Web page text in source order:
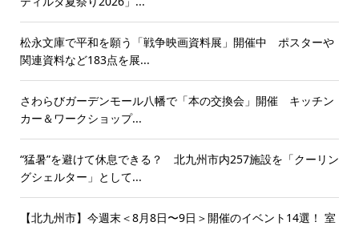
松永文庫で平和を願う「戦争映画資料展」開催中 ポスターや
関連資料など183点を展...
さわらびガーデンモール八幡で「本の交換会」開催 キッチン
カー＆ワークショップ...
“猛暑”を避けて休息できる？ 北九州市内257施設を「クーリン
グシェルター」として...
【北九州市】今週末＜8月8日〜9日＞開催のイベント14選！ 室